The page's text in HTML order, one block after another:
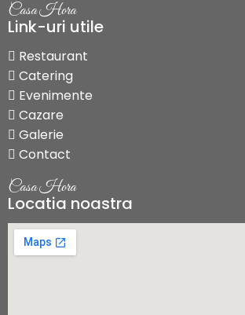
Casa Hora
Link-uri utile
Restaurant
Catering
Evenimente
Cazare
Galerie
Contact
Casa Hora
Locatia noastra